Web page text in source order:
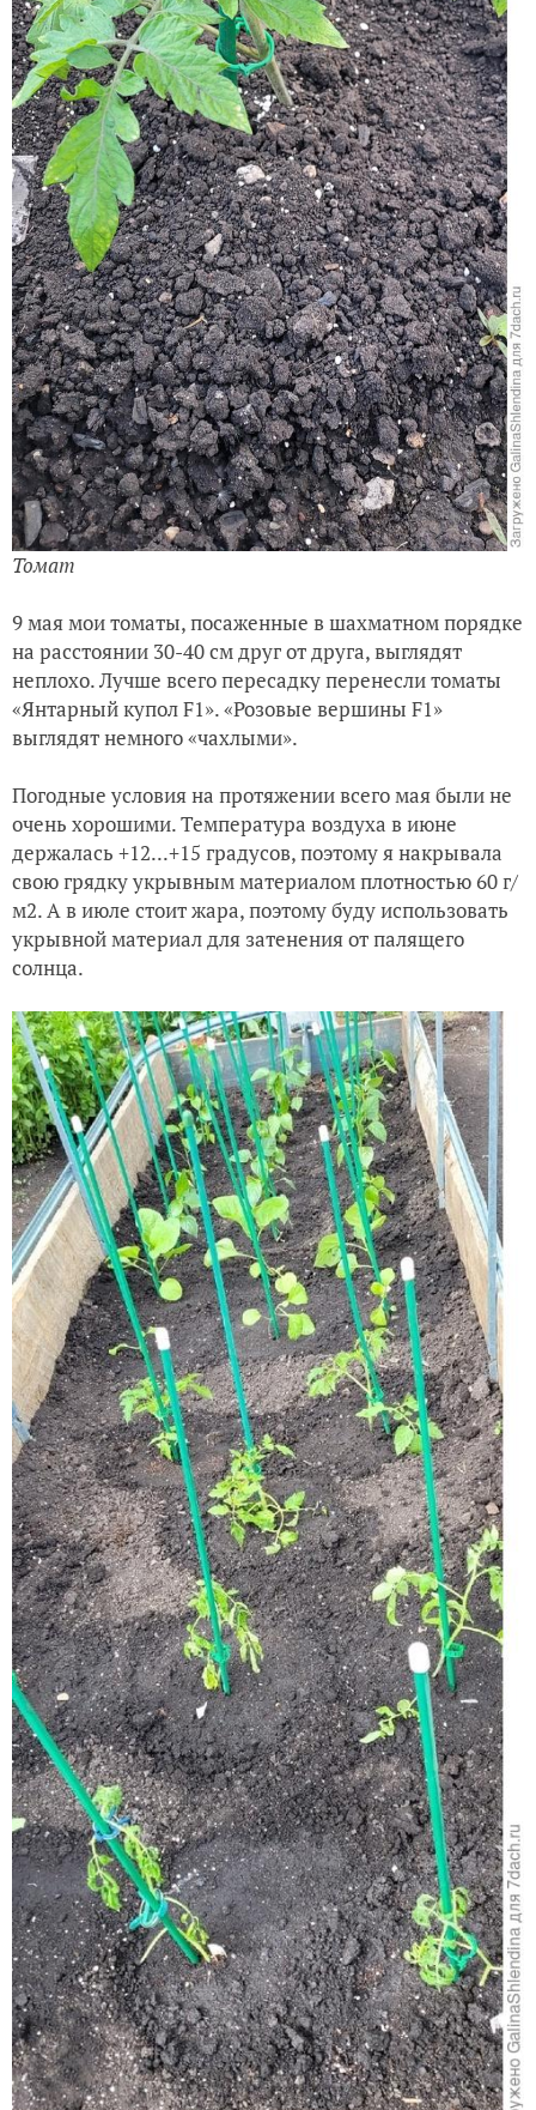
Томат
9 мая мои томаты, посаженные в шахматном порядке
на расстоянии 30-40 см друг от друга, выглядят
неплохо. Лучше всего пересадку перенесли томаты
«Янтарный купол F1». «Розовые вершины F1»
выглядят немного «чахлыми».
Погодные условия на протяжении всего мая были не
очень хорошими. Температура воздуха в июне
держалась +12...+15 градусов, поэтому я накрывала
свою грядку укрывным материалом плотностью 60 г/
м2. А в июле стоит жара, поэтому буду использовать
укрывной материал для затенения от палящего
солнца.